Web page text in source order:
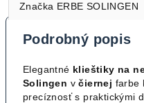
Značka ERBE SOLINGEN
Podrobný popis
Elegantné klieštiky na
Solingen v čiernej farbe
precíznosť s praktickými